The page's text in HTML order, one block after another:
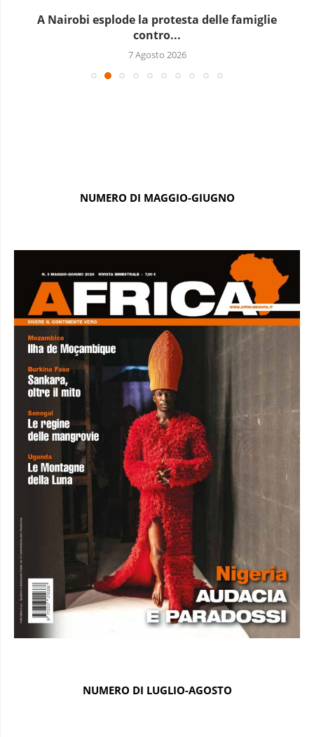
A Nairobi esplode la protesta delle famiglie
contro...
7 Agosto 2026
NUMERO DI MAGGIO-GIUGNO
NUMERO DI LUGLIO-AGOSTO